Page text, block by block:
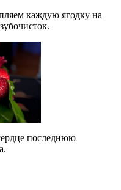
каждую ягодку на
последнюю